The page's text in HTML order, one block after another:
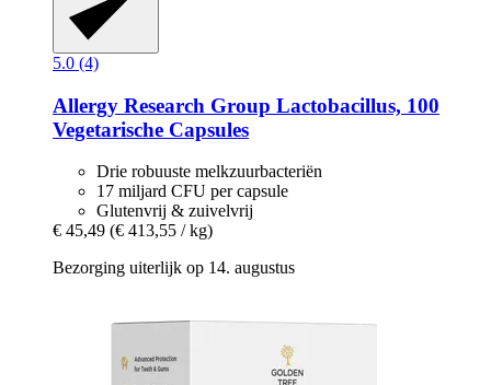
5.0 (4)
Allergy Research Group Lactobacillus, 100
Vegetarische Capsules
Drie robuuste melkzuurbacteriën
17 miljard CFU per capsule
Glutenvrij & zuivelvrij
€ 45,49 (€ 413,55 / kg)
Bezorging uiterlijk op 14. augustus